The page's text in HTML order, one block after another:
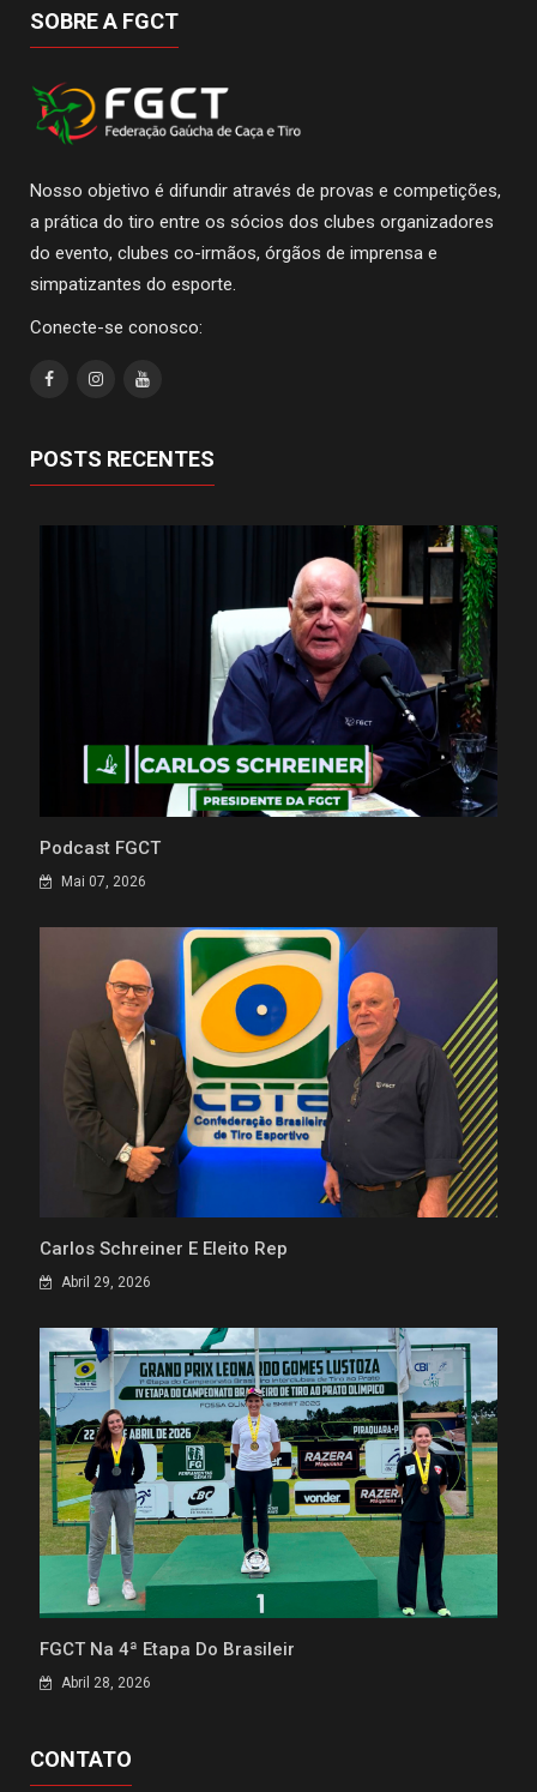
SOBRE A FGCT
Nosso objetivo é difundir através de provas e competições,
a prática do tiro entre os sócios dos clubes organizadores
do evento, clubes co-irmãos, órgãos de imprensa e
simpatizantes do esporte.
Conecte-se conosco:
POSTS RECENTES
Podcast FGCT
Mai 07, 2026
Carlos Schreiner É Eleito Rep
Abril 29, 2026
FGCT Na 4ª Etapa Do Brasileir
Abril 28, 2026
CONTATO